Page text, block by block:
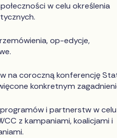
w celu określenia
op-edycje,
na coroczną konferencję
konkretnym
i partnerstw w celu
z kampaniami, koalicjami i